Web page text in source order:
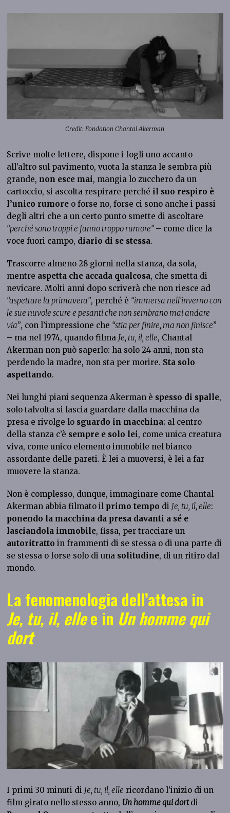
Credit: Fondation Chantal Akerman
Scrive molte lettere, dispone i fogli uno accanto
all’altro sul pavimento, vuota la stanza le sembra più
grande, non esce mai, mangia lo zucchero da un
cartoccio, si ascolta respirare perché il suo respiro è
l’unico rumore o forse no, forse ci sono anche i passi
degli altri che a un certo punto smette di ascoltare
“perché sono troppi e fanno troppo rumore” – come dice la
voce fuori campo, diario di se stessa.
Trascorre almeno 28 giorni nella stanza, da sola,
mentre aspetta che accada qualcosa, che smetta di
nevicare. Molti anni dopo scriverà che non riesce ad
“aspettare la primavera”, perché è “immersa nell’inverno con
le sue nuvole scure e pesanti che non sembrano mai andare
via”, con l’impressione che “stia per finire, ma non finisce”
– ma nel 1974, quando filma Je, tu, il, elle, Chantal
Akerman non può saperlo: ha solo 24 anni, non sta
perdendo la madre, non sta per morire. Sta solo
aspettando.
Nei lunghi piani sequenza Akerman è spesso di spalle,
solo talvolta si lascia guardare dalla macchina da
presa e rivolge lo sguardo in macchina; al centro
della stanza c’è sempre e solo lei, come unica creatura
viva, come unico elemento immobile nel bianco
assordante delle pareti. È lei a muoversi, è lei a far
muovere la stanza.
Non è complesso, dunque, immaginare come Chantal
Akerman abbia filmato il primo tempo di Je, tu, il, elle:
ponendo la macchina da presa davanti a sé e
lasciandola immobile, fissa, per tracciare un
autoritratto in frammenti di se stessa o di una parte di
se stessa o forse solo di una solitudine, di un ritiro dal
mondo.
La fenomenologia dell’attesa in
Je, tu, il, ellee in Un homme qui
dort
I primi 30 minuti di Je, tu, il, elle ricordano l’inizio di un
film girato nello stesso anno, Un homme qui dortdi